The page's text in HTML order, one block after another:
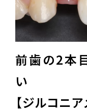
前歯の2本
い
【ジルコニ